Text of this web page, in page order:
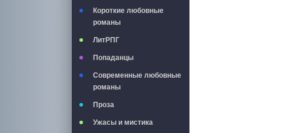
Короткие любовные
романы
ЛитРПГ
Попаданцы
Современные любовные
романы
Проза
Ужасы и мистика